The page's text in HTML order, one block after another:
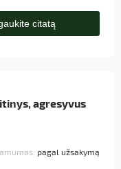
citatą
agresyvus
pagal užsakymą